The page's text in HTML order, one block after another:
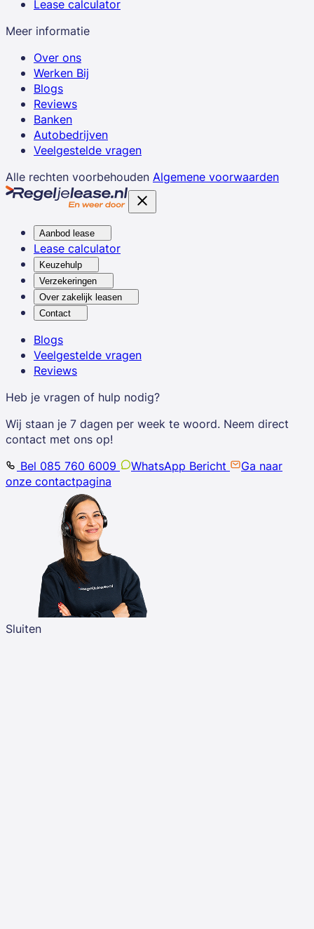
Lease calculator
Meer informatie
Over ons
Werken Bij
Blogs
Reviews
Banken
Autobedrijven
Veelgestelde vragen
Alle rechten voorbehouden Algemene voorwaarden
Aanbod lease
Lease calculator
Keuzehulp
Verzekeringen
Over zakelijk leasen
Contact
Blogs
Veelgestelde vragen
Reviews
Heb je vragen of hulp nodig?
Wij staan je 7 dagen per week te woord. Neem direct
contact met ons op!
Bel 085 760 6009
WhatsApp Bericht
Ga naar
onze contactpagina
Sluiten